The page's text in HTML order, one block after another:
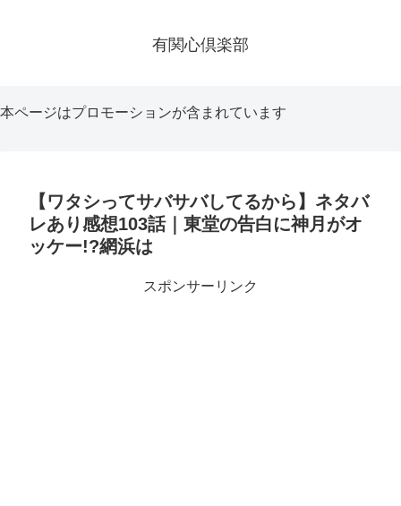
有関心倶楽部
本ページはプロモーションが含まれています
【ワタシってサバサバしてるから】ネタバ
レあり感想103話｜東堂の告白に神月がオ
ッケー!?網浜は
スポンサーリンク